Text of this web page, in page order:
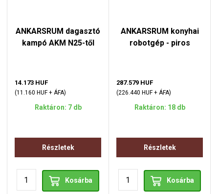
ANKARSRUM dagasztó
kampó AKM N25-től
14.173 HUF
(11.160 HUF + ÁFA)
Raktáron: 7 db
Részletek
Kosárba
ANKARSRUM konyhai
robotgép - piros
287.579 HUF
(226.440 HUF + ÁFA)
Raktáron: 18 db
Részletek
Kosárba